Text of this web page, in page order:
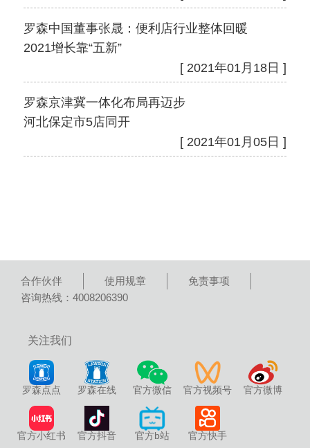
罗森中国董事张晟：便利店行业整体回暖
2021增长靠“五新”
[ 2021年01月18日 ]
罗森京津冀一体化布局再迈步
河北保定市5店同开
[ 2021年01月05日 ]
合作伙伴 使用规章
免责事项
咨询热线：4008206390
关注我们
罗森点点 罗森在线 官方微信 官方视频号 官方微博
官方小红书 官方抖音 官方b站 官方快手